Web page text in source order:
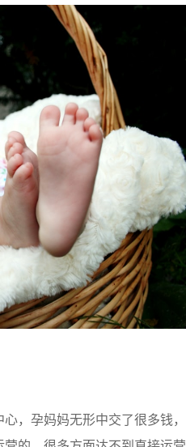
，孕妈妈无形中交了很多钱，